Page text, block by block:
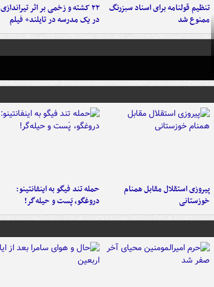
تنظیم قولنامه برای اسناد سبزرنگ
ممنوع شد
۲۲ کشته و زخمی بر اثر تیراندازی
در یک مدرسه در تایلند+ فیلم
پیروزی استقلال مقابل همنام
خوزستانی
حمله تند فیگو به اینفانتینو:
دروغگو، پَست‌ و حیله‌گر!